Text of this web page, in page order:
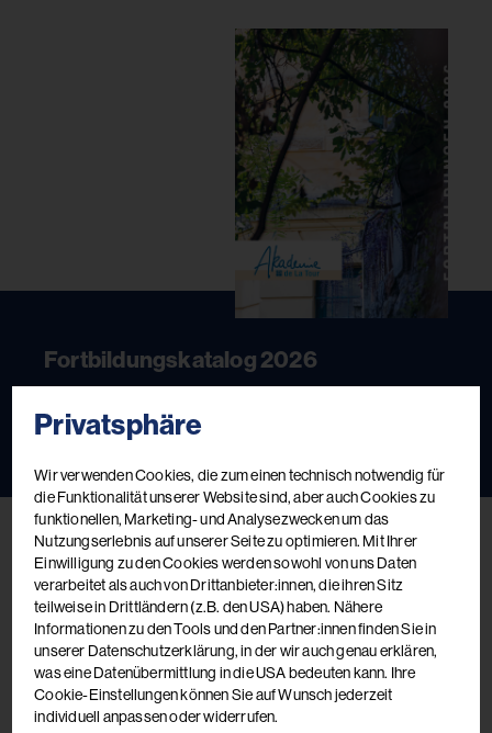
Fortbildungskatalog 2026
Privatsphäre
Wir verwenden Cookies, die zum einen technisch notwendig für
die Funktionalität unserer Website sind, aber auch Cookies zu
funktionellen, Marketing- und Analysezwecken um das
Nutzungserlebnis auf unserer Seite zu optimieren. Mit Ihrer
Einwilligung zu den Cookies werden sowohl von uns Daten
verarbeitet als auch von Drittanbieter:innen, die ihren Sitz
teilweise in Drittländern (z.B. den USA) haben. Nähere
Informationen zu den Tools und den Partner:innen finden Sie in
unserer Datenschutzerklärung, in der wir auch genau erklären,
was eine Datenübermittlung in die USA bedeuten kann. Ihre
Cookie-Einstellungen können Sie auf Wunsch jederzeit
individuell anpassen oder widerrufen.